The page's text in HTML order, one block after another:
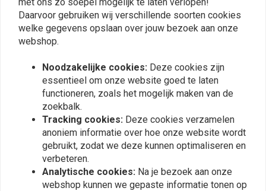
Op de hoogte blijven?
Abonneer
Daarvoor gebruiken wij verschillende soorten cookies
welke gegevens opslaan over jouw bezoek aan onze
webshop.
Noodzakelijke cookies: Deze cookies zijn
essentieel om onze website goed te laten
functioneren, zoals het mogelijk maken van de
zoekbalk.
Tracking cookies: Deze cookies verzamelen
anoniem informatie over hoe onze website wordt
gebruikt, zodat we deze kunnen optimaliseren en
verbeteren.
Analytische cookies: Na je bezoek aan onze
webshop kunnen we gepaste informatie tonen op